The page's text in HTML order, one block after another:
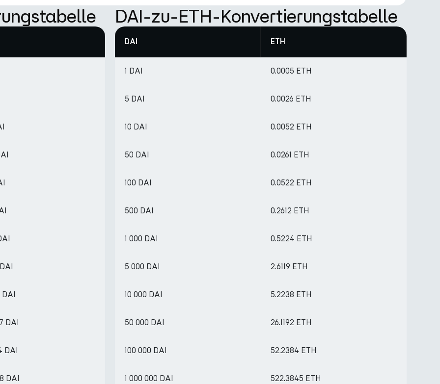
DAI
DAI
DAI
DAI
DAI-zu-ETH-Konvertierungstabelle
DAI ETH
1 DAI 0.0005 ETH
5 DAI 0.0026 ETH
10 DAI 0.0052 ETH
50 DAI 0.0261 ETH
100 DAI 0.0522 ETH
500 DAI 0.2612 ETH
1 000 DAI 0.5224 ETH
5 000 DAI 2.6119 ETH
10 000 DAI 5.2238 ETH
50 000 DAI 26.1192 ETH
100 000 DAI 52.2384 ETH
1 000 000 DAI 522.3845 ETH